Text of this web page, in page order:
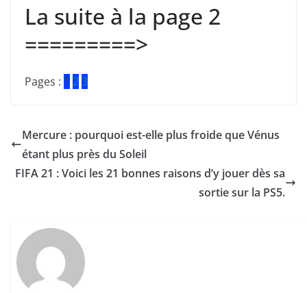
La suite à la page 2
=========>
Pages : 1 2 3
Mercure : pourquoi est-elle plus froide que Vénus
étant plus près du Soleil
FIFA 21 : Voici les 21 bonnes raisons d’y jouer dès sa
sortie sur la PS5.